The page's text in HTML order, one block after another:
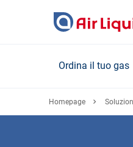
Ordina il tuo gas
Homepage